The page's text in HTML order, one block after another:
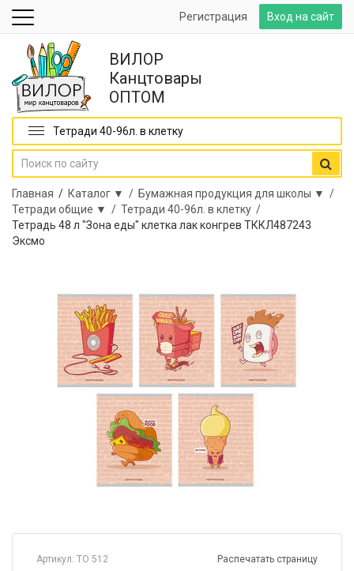
Вход на сайт
Регистрация
ВИЛОР
Канцтовары
ОПТОМ
Тетради 40-96л. в клетку
Главная / Каталог ▼ / Бумажная продукция для школы ▼ /
Тетради общие ▼ / Тетради 40-96л. в клетку /
Тетрадь 48 л "Зона еды" клетка лак конгрев ТККЛ487243
Эксмо
Распечатать страницу
Артикул: ТО 512